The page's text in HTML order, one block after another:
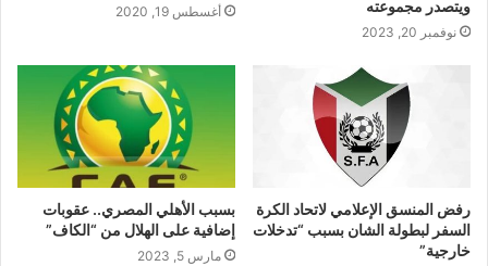
ويتصدر مجموعته
نوفمبر 20, 2023
أغسطس 19, 2020
رفض المنسق الإعلامي لاتحاد الكرة
السفر لبطولة الشان بسبب “تدخلات
خارجية”
بسبب الأهلي المصري.. عقوبات
إضافية على الهلال من “الكاف”
مارس 5, 2023